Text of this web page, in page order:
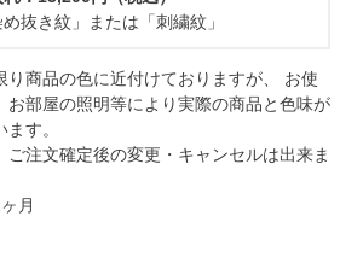
め抜き紋」または「刺繍紋」
り商品の色に近付けておりますが、 お使
お部屋の照明等により実際の商品と色味が
す。
ご注文確定後の変更・キャンセルは出来ま
月